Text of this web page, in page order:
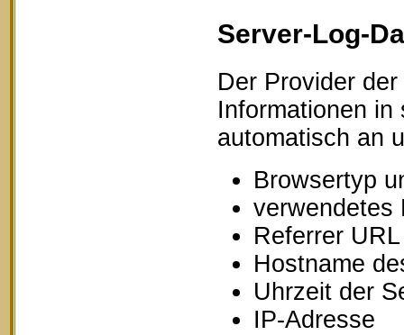
Server-Log-
Der Provider
Informationen
automatisch an
Browsertyp
verwendetes
Referrer URL
Hostname
Uhrzeit der
IP-Adresse